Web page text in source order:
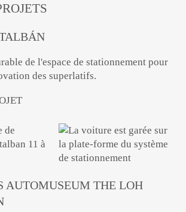
de l'espace de stationnement pour
des superlatifs.
AUTOMUSEUM THE LOH